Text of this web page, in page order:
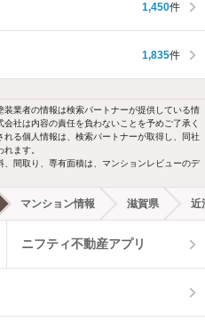
1,450件
1,835件
業者の情報は検索パートナーが提供している情
社は内容の責任を負わないことを予めご了承く
る個人情報は、検索パートナーが取得し、同社
ます。
間取り、専有面積は、マンションレビューのデ
マンション情報 滋賀県 近
ニフティ不動産アプリ